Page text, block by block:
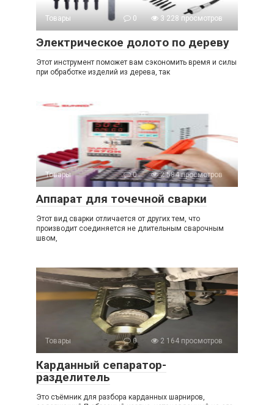
Товары 0 3 228 просмотров
Электрическое долото по дереву
Этот инструмент поможет вам сэкономить время и силы
при обработке изделий из дерева, так
Товары 0 2 584 просмотров
Аппарат для точечной сварки
Этот вид сварки отличается от других тем, что
производит соединяется не длительным сварочным
швом,
Товары 0 2 164 просмотров
Карданный сепаратор-
разделитель
Это съёмник для разбора карданных шарниров,